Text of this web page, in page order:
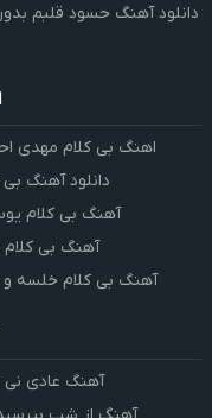
دانلود آهنگ حسود قلبم
اهنگ بی کلام مهدی
دانلود آهنگ
آهنگ بی کلام
آهنگ بی
آهنگ بی کلام خلسه و
آهنگ عادی